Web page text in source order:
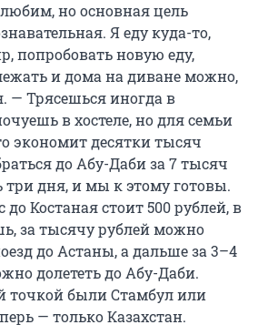
но основная цель
Я еду куда-то,
попробовать новую еду,
и дома на диване можно,
— Трясешься иногда в
в хостеле, но для семьи
экономит десятки тысяч
до Абу-Даби за 7 тысяч
три дня, и мы к этому готовы.
Костаная стоит 500 рублей, в
за тысячу рублей можно
до Астаны, а дальше за 3–4
долететь до Абу-Даби.
точкой были Стамбул или
— только Казахстан.